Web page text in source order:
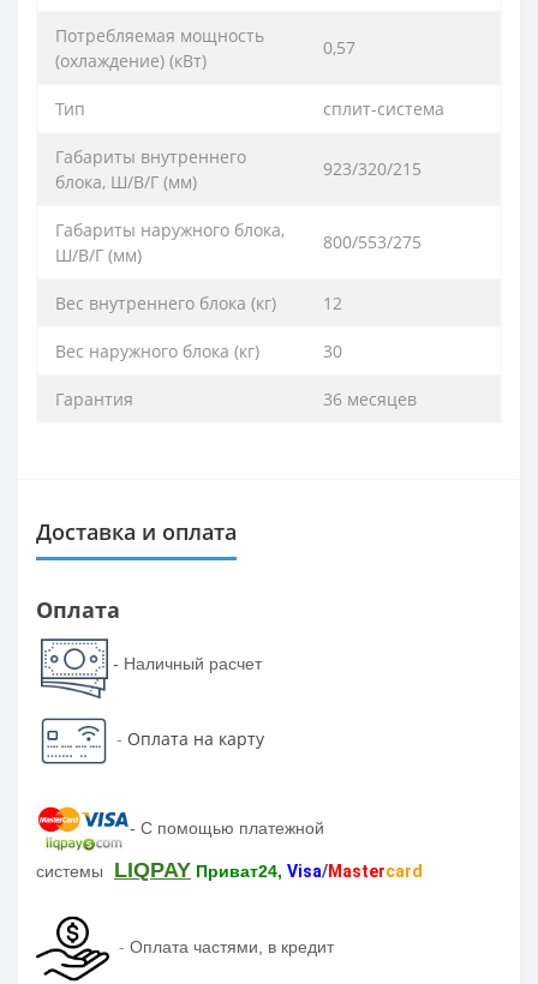
Потребляемая мощность
(охлаждение) (кВт)
0,57
Тип сплит-система
Габариты внутреннего
блока, Ш/В/Г (мм)
923/320/215
Габариты наружного блока,
Ш/В/Г (мм)
800/553/275
Вес внутреннего блока (кг) 12
Вес наружного блока (кг) 30
Гарантия 36 месяцев
Доставка и оплата
Оплата
- Наличный расчет
- Оплата на карту
- С помощью платежной
системы LIQPAY Приват24, Visa/Mastercard
- Оплата частями, в кредит